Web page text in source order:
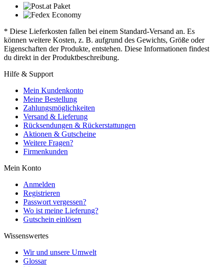
* Diese Lieferkosten fallen bei einem Standard-Versand an. Es
können weitere Kosten, z. B. aufgrund des Gewichts, Größe oder
Eigenschaften der Produkte, entstehen. Diese Informationen findest
du direkt in der Produktbeschreibung.
Hilfe & Support
Mein Kundenkonto
Meine Bestellung
Zahlungsmöglichkeiten
Versand & Lieferung
Rücksendungen & Rückerstattungen
Aktionen & Gutscheine
Weitere Fragen?
Firmenkunden
Mein Konto
Anmelden
Registrieren
Passwort vergessen?
Wo ist meine Lieferung?
Gutschein einlösen
Wissenswertes
Wir und unsere Umwelt
Glossar